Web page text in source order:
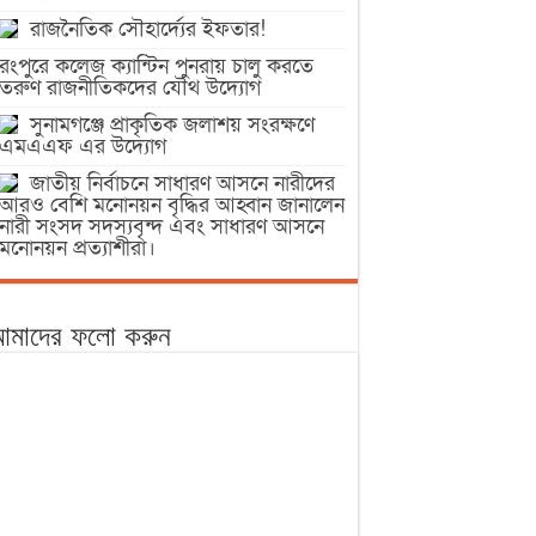
রাজনৈতিক সৌহার্দ্যের ইফতার!
কলেজ ক্যান্টিন পুনরায় চালু করতে
রাজনীতিকদের যৌথ উদ্যোগ
সুনামগঞ্জে প্রাকৃতিক জলাশয় সংরক্ষণে
এর উদ্যোগ
জাতীয় নির্বাচনে সাধারণ আসনে নারীদের
বেশি মনোনয়ন বৃদ্ধির আহ্বান জানালেন
সংসদ সদস্যবৃন্দ এবং সাধারণ আসনে
প্রত্যাশীরা।
ফলো করুন